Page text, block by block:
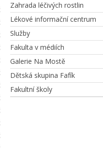
Zahrada léčivých rostlin
Lékové informační centrum
Služby
Fakulta v médiích
Galerie Na Mostě
Dětská skupina Fafík
Fakultní školy